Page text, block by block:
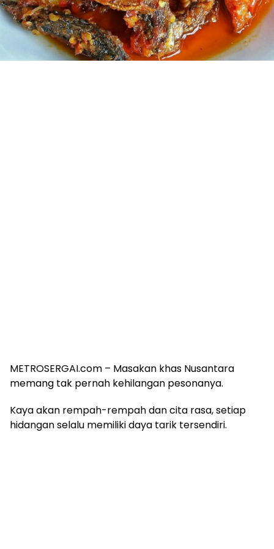
METROSERGAI.com – Masakan khas Nusantara
memang tak pernah kehilangan pesonanya.
Kaya akan rempah-rempah dan cita rasa, setiap
hidangan selalu memiliki daya tarik tersendiri.